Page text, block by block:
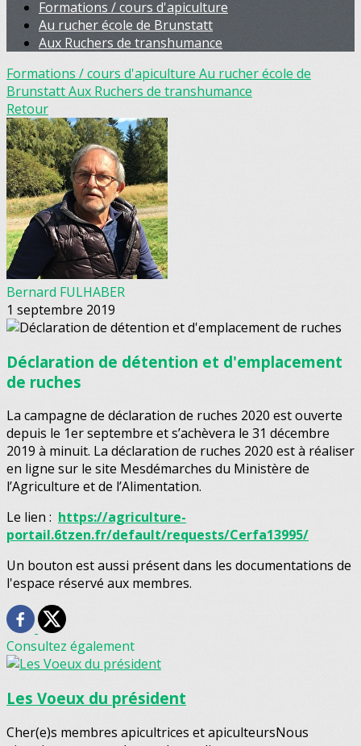
Formations / cours d'apiculture
Au rucher école de Brunstatt
Aux Ruchers de transhumance
Formations / cours d'apiculture Au rucher école de
BrunstattAux Ruchers de transhumance
Retour
Bernard FULHABER
1 septembre 2019
Déclaration de détention et d'emplacement
de ruches
La campagne de déclaration de ruches 2020 est ouverte
depuis le 1er septembre et s’achèvera le 31 décembre
2019 à minuit. La déclaration de ruches 2020 est à réaliser
en ligne sur le site Mesdémarches du Ministère de
l’Agriculture et de l’Alimentation.
Le lien : https://agriculture-
portail.6tzen.fr/default/requests/Cerfa13995/
Un bouton est aussi présent dans les documentations de
l'espace réservé aux membres.
Consultez également
Les Voeux du président
Cher(e)s membres apicultrices et apiculteursNous